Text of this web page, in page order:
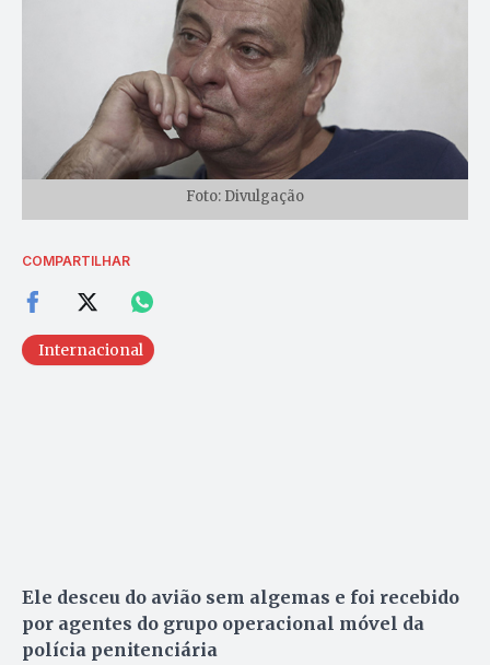
Foto: Divulgação
COMPARTILHAR
Internacional
Ele desceu do avião sem algemas e foi recebido
por agentes do grupo operacional móvel da
polícia penitenciária